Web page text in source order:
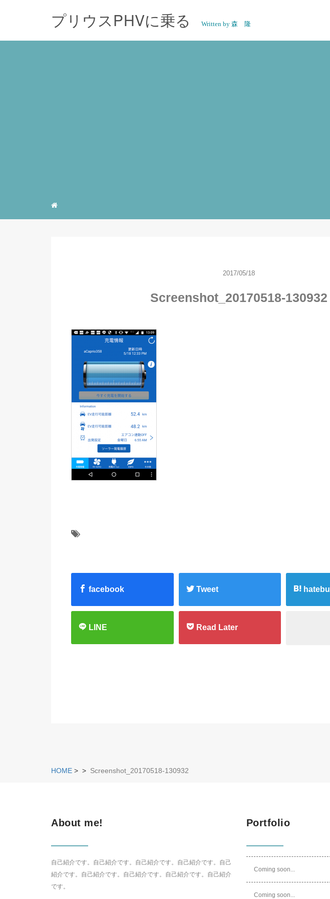
プリウスPHVに乗る Written by 森 隆
2017/05/18
Screenshot_20170518-130932
facebook Tweet hatebu
LINE Read Later
HOME > > Screenshot_20170518-130932
About me!
自己紹介です。自己紹介です。自己紹介です。自己紹介です。自己
紹介です。自己紹介です。自己紹介です。自己紹介です。自己紹介
です。
Portfolio
Coming soon...
Coming soon...